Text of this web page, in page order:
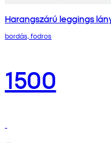
Harangszárú leggings
bordás, fodros
1500